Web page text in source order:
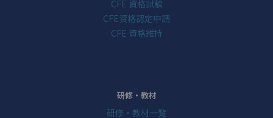
CFE 資格試験
CFE資格認定申請
CFE 資格維持
研修・教材
研修・教材一覧